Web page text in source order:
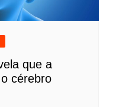
que a
cérebro